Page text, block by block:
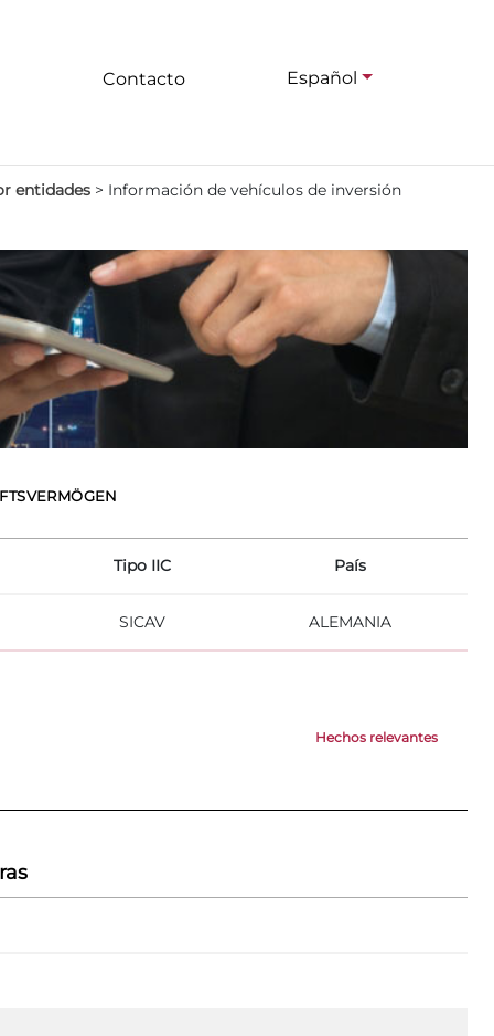
Contacto Español
entidades > Información de vehículos de inversión
Tipo IIC País
SICAV ALEMANIA
Hechos relevantes